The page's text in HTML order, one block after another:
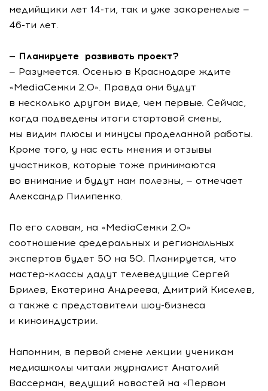
медийщики лет 14-ти, так и уже закоренелые —
46-ти лет.
— Планируете развивать проект?
— Разумеется. Осенью в Краснодаре ждите
«MediaСемки 2.0». Правда они будут
в несколько другом виде, чем первые. Сейчас,
когда подведены итоги стартовой смены,
мы видим плюсы и минусы проделанной работы.
Кроме того, у нас есть мнения и отзывы
участников, которые тоже принимаются
во внимание и будут нам полезны, — отмечает
Александр Пилипенко.
По его словам, на «MediaСемки 2.0»
соотношение федеральных и региональных
экспертов будет 50 на 50. Планируется, что
мастер-классы дадут телеведущие Сергей
Брилев, Екатерина Андреева, Дмитрий Киселев,
а также с представители шоу-бизнеса
и киноиндустрии.
Напомним, в первой смене лекции ученикам
медиашколы читали журналист Анатолий
Вассерман, ведущий новостей на «Первом